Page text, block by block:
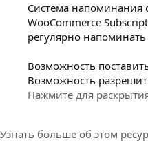
Система напоминания
WooCommerce
регулярно
Возможность
Возможность
Нажмите для
Узнать больше об этом